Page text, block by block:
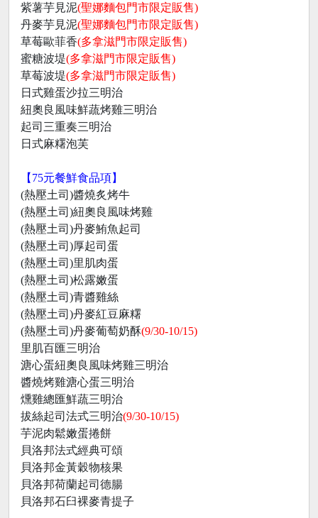
紫薯芋見泥(聖娜麵包門市限定販售)
丹麥芋見泥(聖娜麵包門市限定販售)
草莓歐菲香(多拿滋門市限定販售)
蜜糖波堤(多拿滋門市限定販售)
草莓波堤(多拿滋門市限定販售)
日式雞蛋沙拉三明治
紐奧良風味鮮蔬烤雞三明治
起司三重奏三明治
日式麻糬泡芙
【75元餐鮮食品項】
(熱壓土司)醬燒炙烤牛
(熱壓土司)紐奧良風味烤雞
(熱壓土司)丹麥鮪魚起司
(熱壓土司)厚起司蛋
(熱壓土司)里肌肉蛋
(熱壓土司)松露嫩蛋
(熱壓土司)青醬雞絲
(熱壓土司)丹麥紅豆麻糬
(熱壓土司)丹麥葡萄奶酥(9/30-10/15)
里肌百匯三明治
溏心蛋紐奧良風味烤雞三明治
醬燒烤雞溏心蛋三明治
燻雞總匯鮮蔬三明治
拔絲起司法式三明治(9/30-10/15)
芋泥肉鬆嫩蛋捲餅
貝洛邦法式經典可頌
貝洛邦金黃穀物核果
貝洛邦荷蘭起司德腸
貝洛邦石臼裸麥青提子